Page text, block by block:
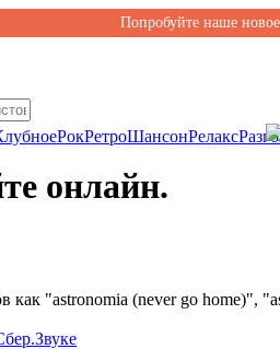
Попробуйте наше
РокРетроШансонРелакс
онлайн.
как "astronomia (never go